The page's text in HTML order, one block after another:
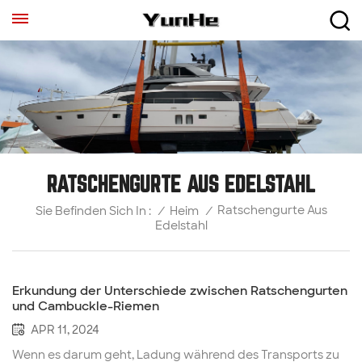
RATSCHENGURTE AUS EDELSTAHL
Sie Befinden Sich In : / Heim / Ratschengurte Aus
Edelstahl
Erkundung der Unterschiede zwischen Ratschengurten
und Cambuckle-Riemen
APR 11, 2024
Wenn es darum geht, Ladung während des Transports zu